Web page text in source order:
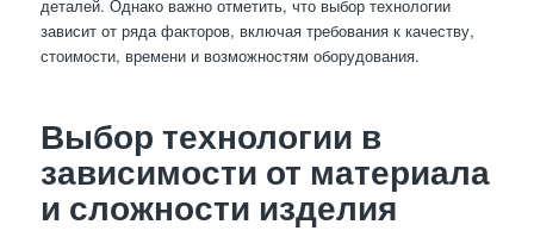
деталей. Однако важно отметить, что выбор технологии
зависит от ряда факторов, включая требования к качеству,
стоимости, времени и возможностям оборудования.
Выбор технологии в
зависимости от материала
и сложности изделия